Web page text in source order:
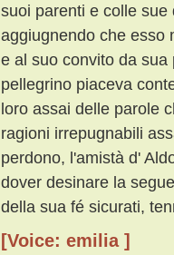
suoi parenti e colle
aggiugnendo che esso
e al suo convito da
pellegrino piaceva
loro assai delle parole
ragioni irrepugnabili
perdono, l'amistà d'
dover desinare la
della sua fé sicurati,
[Voice: emilia ]